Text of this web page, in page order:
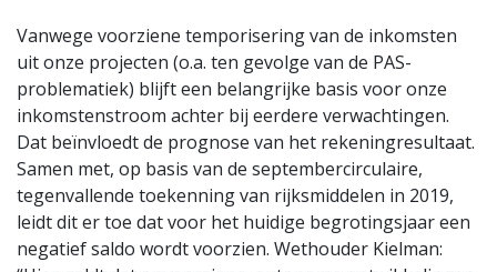
Vanwege voorziene temporisering van de inkomsten
uit onze projecten (o.a. ten gevolge van de PAS-
problematiek) blijft een belangrijke basis voor onze
inkomstenstroom achter bij eerdere verwachtingen.
Dat beïnvloedt de prognose van het rekeningresultaat.
Samen met, op basis van de septembercirculaire,
tegenvallende toekenning van rijksmiddelen in 2019,
leidt dit er toe dat voor het huidige begrotingsjaar een
negatief saldo wordt voorzien. Wethouder Kielman: